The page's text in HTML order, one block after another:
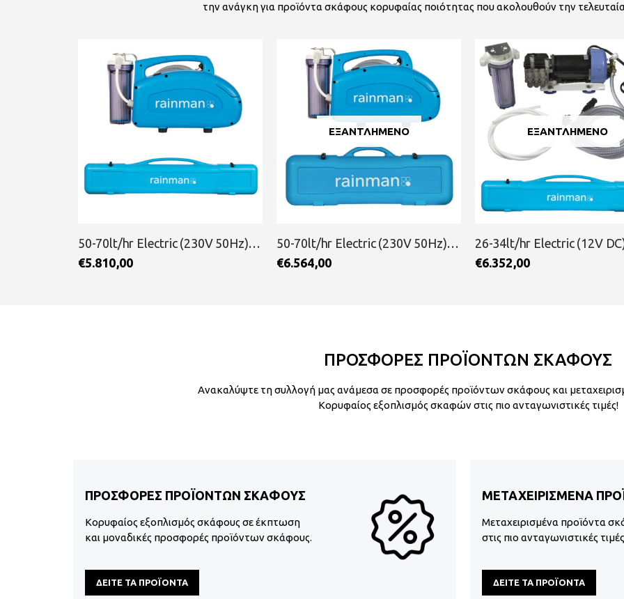
την ανάγκη για προϊόντα σκάφους κορυφαίας ποιότητας που ακολουθούν την
ΕΞΑΝΤΛΗΜΈΝΟ
50-70lt/hr Electric (230V 50Hz) Pressure Supply Unit Compact RAINMAN
€6.564,00
ΕΞΑΝΤΛΗΜΈΝΟ
26-34lt/hr Electric (12V DC) Pressure Supply Naked Unit Economy RAINMAN
€6.352,00
ΕΞΑΝΤΛΗΜΈΝΟ
€6.920,00
ΠΡΟΣΦΟΡΕΣ ΠΡΟΪΟΝΤΩΝ ΣΚΑΦΟΥΣ
Ανακαλύψτε τη συλλογή μας ανάμεσα σε προσφορές προϊόντων σκάφους και
Κορυφαίος εξοπλισμός σκαφών στις πιο ανταγωνιστικές τιμές!
ΠΡΟΣΦΟΡΕΣ ΠΡΟΪΟΝΤΩΝ ΣΚΑΦΟΥΣ
Κορυφαίος εξοπλισμός σκάφους σε έκπτωση
και μοναδικές προσφορές προϊόντων σκάφους.
ΔΕΙΤΕ ΤΑ ΠΡΟΪΟΝΤΑ
ΜΕΤΑΧΕΙΡΙΣΜΕΝΑ
Μεταχειρισμένα προϊόντα
στις πιο ανταγωνιστικές
ΔΕΙΤΕ ΤΑ ΠΡΟΪΟΝΤΑ